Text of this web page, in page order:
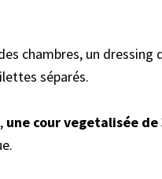
chambres, un
séparés.
, une cour vegetalisée de